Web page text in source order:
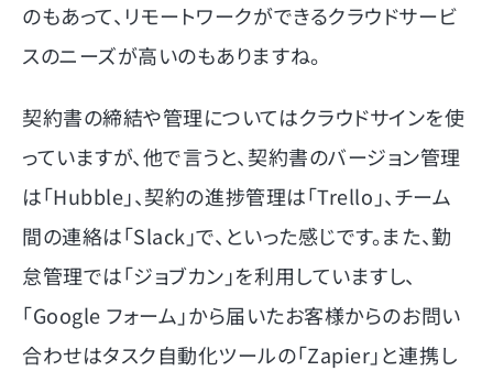
のもあって、リモートワークができるクラウドサービ
スのニーズが高いのもありますね。
契約書の締結や管理についてはクラウドサインを使
っていますが、他で言うと、契約書のバージョン管理
は「Hubble」、契約の進捗管理は「Trello」、チーム
間の連絡は「Slack」で、といった感じです。また、勤
怠管理では「ジョブカン」を利用していますし、
「Google フォーム」から届いたお客様からのお問い
合わせはタスク自動化ツールの「Zapier」と連携し